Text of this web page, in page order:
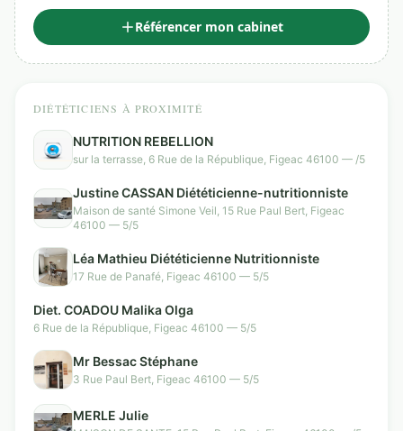
Référencer mon cabinet
DIÉTÉTICIENS À PROXIMITÉ
NUTRITION REBELLION
sur la terrasse, 6 Rue de la République, Figeac 46100 — /5
Justine CASSAN Diététicienne-nutritionniste
Maison de santé Simone Veil, 15 Rue Paul Bert, Figeac
46100 — 5/5
Léa Mathieu Diététicienne Nutritionniste
17 Rue de Panafé, Figeac 46100 — 5/5
Diet. COADOU Malika Olga
6 Rue de la République, Figeac 46100 — 5/5
Mr Bessac Stéphane
3 Rue Paul Bert, Figeac 46100 — 5/5
MERLE Julie